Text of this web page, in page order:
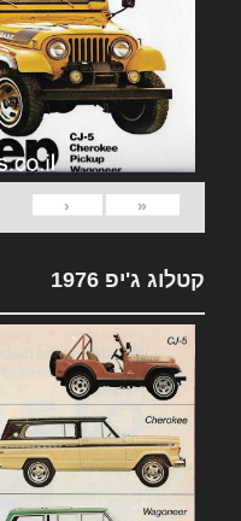
«
‹
קטלוג ג'יפ 1976